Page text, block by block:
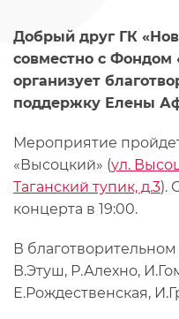
Добрый друг ГК
совместно с Фондом
организует
поддержку Елены
Мероприятие
«Высоцкий» (ул.
Таганский тупик, д.3).
концерта в 19:00.
В
В.Этуш, Р.Алехно,
Е.Рождественская,